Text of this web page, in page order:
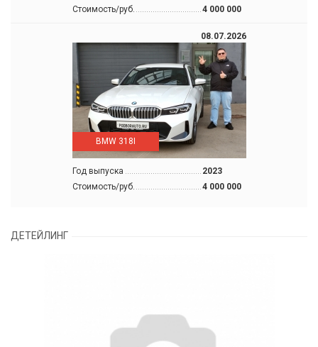
Стоимость/руб.
4 000 000
08.07.2026
BMW 318I
Год выпуска
2023
Стоимость/руб.
4 000 000
ДЕТЕЙЛИНГ